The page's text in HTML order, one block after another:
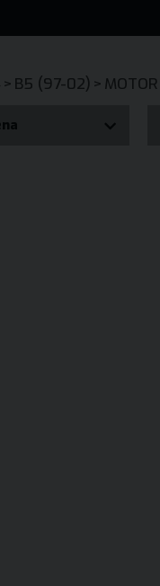
> B5 (97-02) > MOTOR